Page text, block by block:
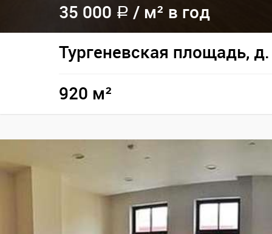
35 000 a / м² в год
Тургеневская площадь,
920 м²